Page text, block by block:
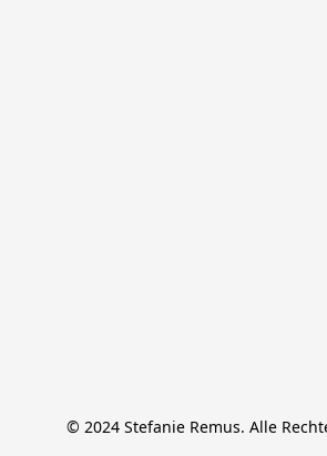
© 2024 Stefanie Remus. Alle